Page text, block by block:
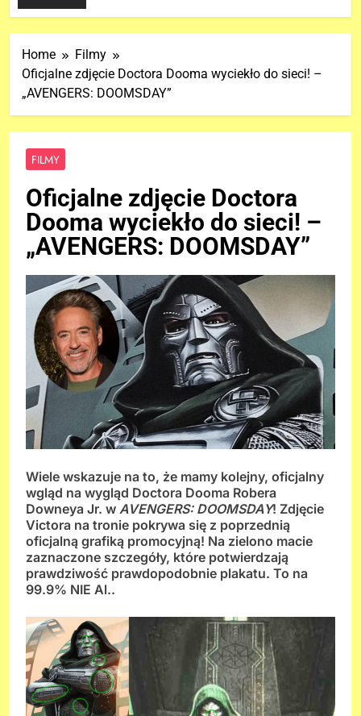
Home
Filmy
Oficjalne zdjęcie Doctora Dooma wyciekło do sieci! –
„AVENGERS: DOOMSDAY”
FILMY
Oficjalne zdjęcie Doctora
Dooma wyciekło do sieci! –
„AVENGERS: DOOMSDAY”
Wiele wskazuje na to, że mamy kolejny, oficjalny
wgląd na wygląd Doctora Dooma Robera
Downeya Jr. w AVENGERS: DOOMSDAY! Zdjęcie
Victora na tronie pokrywa się z poprzednią
oficjalną grafiką promocyjną! Na zielono macie
zaznaczone szczegóły, które potwierdzają
prawdziwość prawdopodobnie plakatu. To na
99.9% NIE Al..